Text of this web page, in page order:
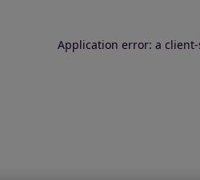
Application error: a